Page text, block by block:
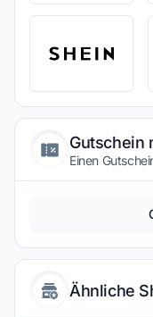
Gutschein
Einen
Ähnliche